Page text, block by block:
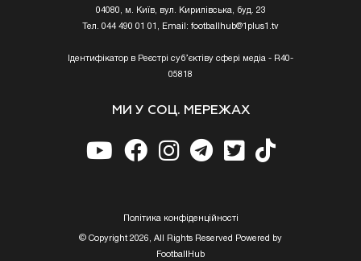
04080, м. Київ, вул. Кирилівська, буд. 23
Тел. 044 490 01 01, Email: footballhub@1plus1.tv
Ідентифікатор в Реєстрі суб’єктіву сфері медіа - R40-
05818
МИ У СОЦ. МЕРЕЖАХ
Полiтика конфiденцiйностi
© Copyright 2026, All Rights Reserved Powered by
FootballHub